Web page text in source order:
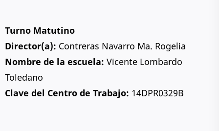
Turno Matutino
Director(a): Contreras Navarro Ma. Rogelia
Nombre de la escuela: Vicente Lombardo
Toledano
Clave del Centro de Trabajo: 14DPR0329B